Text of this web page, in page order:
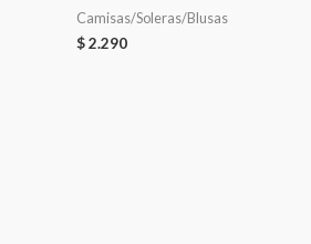
Camisas/Soleras/Blusas
$2.290